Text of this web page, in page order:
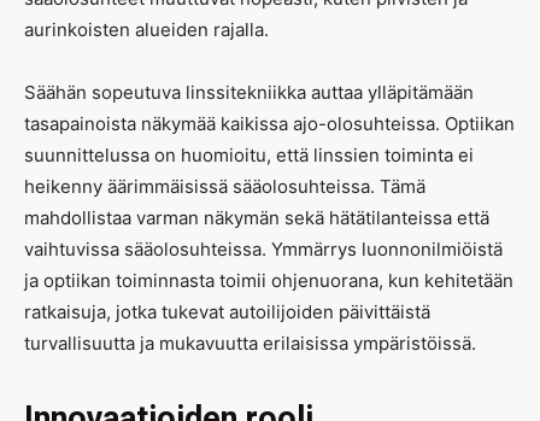
aurinkoisten alueiden rajalla.
Säähän sopeutuva linssitekniikka auttaa ylläpitämään
tasapainoista näkymää kaikissa ajo-olosuhteissa. Optiikan
suunnittelussa on huomioitu, että linssien toiminta ei
heikenny äärimmäisissä sääolosuhteissa. Tämä
mahdollistaa varman näkymän sekä hätätilanteissa että
vaihtuvissa sääolosuhteissa. Ymmärrys luonnonilmiöistä
ja optiikan toiminnasta toimii ohjenuorana, kun kehitetään
ratkaisuja, jotka tukevat autoilijoiden päivittäistä
turvallisuutta ja mukavuutta erilaisissa ympäristöissä.